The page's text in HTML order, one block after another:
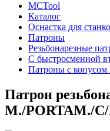
MCTool
Каталог
Оснастка для
Патроны
Резьбонарезные
С быстросменной
Патроны с конусом
Патрон
M./PORTAM./